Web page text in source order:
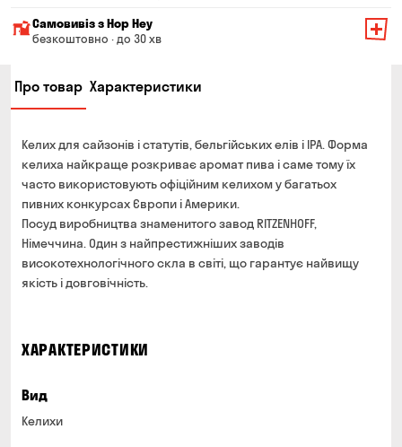
Мінімальна сума всього замовлення — 200 грн
Вартість доставки залежить від суми всього замовлення:
Від 300 до 399 грн
Від 700 грн безкоштовно
Термін доставки — до 90 хвилин
*на час доставки можуть впливати повітряні тривоги
Оплата:
готівкою кур'єру
банківською картою на сайті
Самовивіз з Hop Hey
безкоштовно · до 30 хв
Час складання замовлення — до 30 хв
Можете без черги забрати з магазину в зручний для
Оплата:
готівкою в магазині
банківською картою на сайті та в магазині
Про товар Характеристики
Келих для сайзонів і статутів, бельгійських елів і ІРА. Форма
келиха найкраще розкриває аромат пива і саме тому їх
часто використовують офіційним келихом у багатьох
пивних конкурсах Європи і Америки.
Посуд виробництва знаменитого завод RITZENHOFF,
Німеччина. Один з найпрестижніших заводів
високотехнологічного скла в світі, що гарантує найвищу
якість і довговічність.
ХАРАКТЕРИСТИКИ
Вид
Келихи